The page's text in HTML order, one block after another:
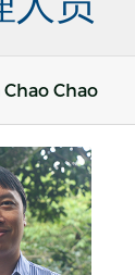
Chao Chao